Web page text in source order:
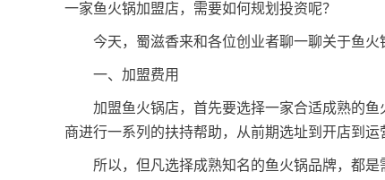
一家鱼火锅加盟店，需要如何规划投资呢？
今天，蜀滋香来和各位创业者聊一聊关于鱼火
一、加盟费用
加盟鱼火锅店，首先要选择一家合适成熟的鱼
商进行一系列的扶持帮助，从前期选址到开店到运
所以，但凡选择成熟知名的鱼火锅品牌，都是